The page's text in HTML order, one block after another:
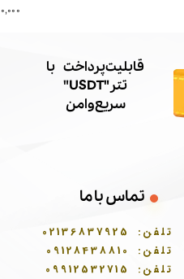
۱۶۰,۰۰۰
تماس با ما
تلفن:
02136837925
تلفن:
09128438810
تلفن:
09912532715
​قابلیت پرداخت با
تتر"USDT"
سریع و امن